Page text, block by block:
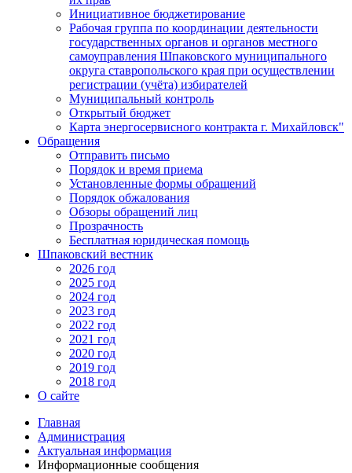
Инициативное бюджетирование
Рабочая группа по координации деятельности
государственных органов и органов местного
самоуправления Шпаковского муниципального
округа ставропольского края при осуществлении
регистрации (учёта) избирателей
Муниципальный контроль
Открытый бюджет
Карта энергосервисного контракта г. Михайловск"
Обращения
Отправить письмо
Порядок и время приема
Установленные формы обращений
Порядок обжалования
Обзоры обращений лиц
Прозрачность
Бесплатная юридическая помощь
Шпаковский вестник
2026 год
2025 год
2024 год
2023 год
2022 год
2021 год
2020 год
2019 год
2018 год
О сайте
Главная
Администрация
Актуальная информация
Информационные сообщения